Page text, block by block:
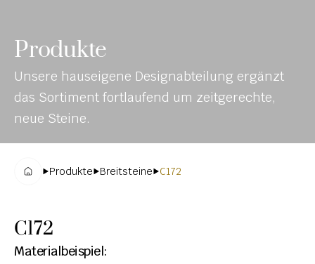
INE-
KAT
ALO
G
MATERIALIEN
STEINMETZFINDER
3D-KONFIGURATOR
DOWNLOADS
DENKMALE
MAGRADO
KOLUMBARIEN
BREITSTEINE
Produkte
Unsere hauseigene Designabteilung ergänzt
das Sortiment fortlaufend um zeitgerechte,
neue Steine.
Produkte Breitsteine C172
C172
Materialbeispiel: